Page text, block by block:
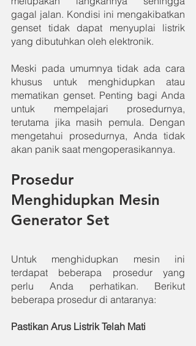
gagal jalan. Kondisi ini mengakibatkan
genset tidak dapat menyuplai listrik
yang dibutuhkan oleh elektronik.
Meski pada umumnya tidak ada cara
khusus untuk menghidupkan atau
mematikan genset. Penting bagi Anda
untuk mempelajari prosedurnya,
terutama jika masih pemula. Dengan
mengetahui prosedurnya, Anda tidak
akan panik saat mengoperasikannya.
Prosedur
Menghidupkan Mesin
Generator Set
Untuk menghidupkan mesin
ini
terdapat beberapa prosedur yang
perlu Anda perhatikan. Berikut
beberapa prosedur di antaranya:
Pastikan Arus Listrik Telah Mati